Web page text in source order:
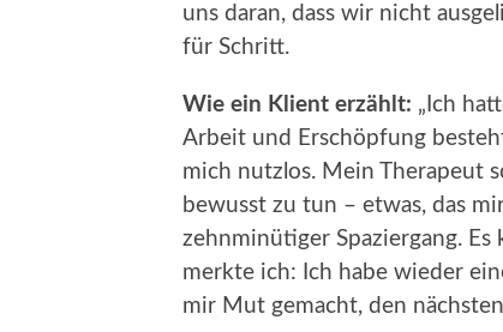
uns daran, dass wir nicht
für Schritt.
Wie ein Klient erzählt: „Ich
Arbeit und Erschöpfung
mich nutzlos. Mein Therapeut
bewusst zu tun – etwas, das
zehnminütiger Spaziergang. Es
merkte ich: Ich habe wieder
mir Mut gemacht, den